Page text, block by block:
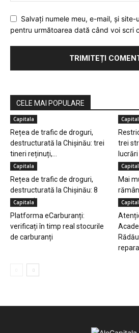
Salvaţi numele meu, e-mail, şi
pentru următoarea dată când voi scri
CELE MAI POPULARE
Capitala
Rețea de trafic de droguri,
destructurată la Chișinău: trei
tineri reținuți,...
trei
lucrări
Capitala
Rețea de trafic de droguri,
destructurată la Chișinău: 8
arestați
Mai
Capitala
Platforma eCarburanți:
verificați în timp real stocurile
de carburanți